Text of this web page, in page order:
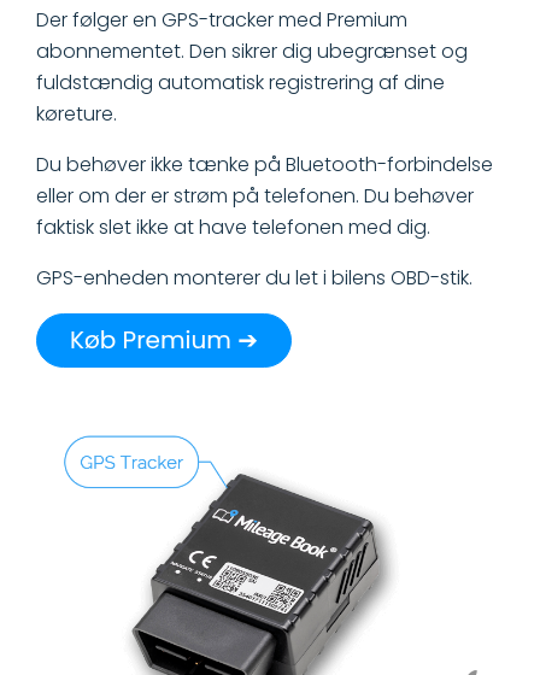
Der følger en GPS-tracker med Premium
abonnementet. Den sikrer dig ubegrænset og
fuldstændig automatisk registrering af dine
køreture.
Du behøver ikke tænke på Bluetooth-forbindelse
eller om der er strøm på telefonen. Du behøver
faktisk slet ikke at have telefonen med dig.
GPS-enheden monterer du let i bilens OBD-stik.